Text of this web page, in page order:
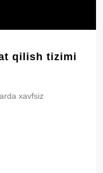
qilish tizimi
xavfsiz